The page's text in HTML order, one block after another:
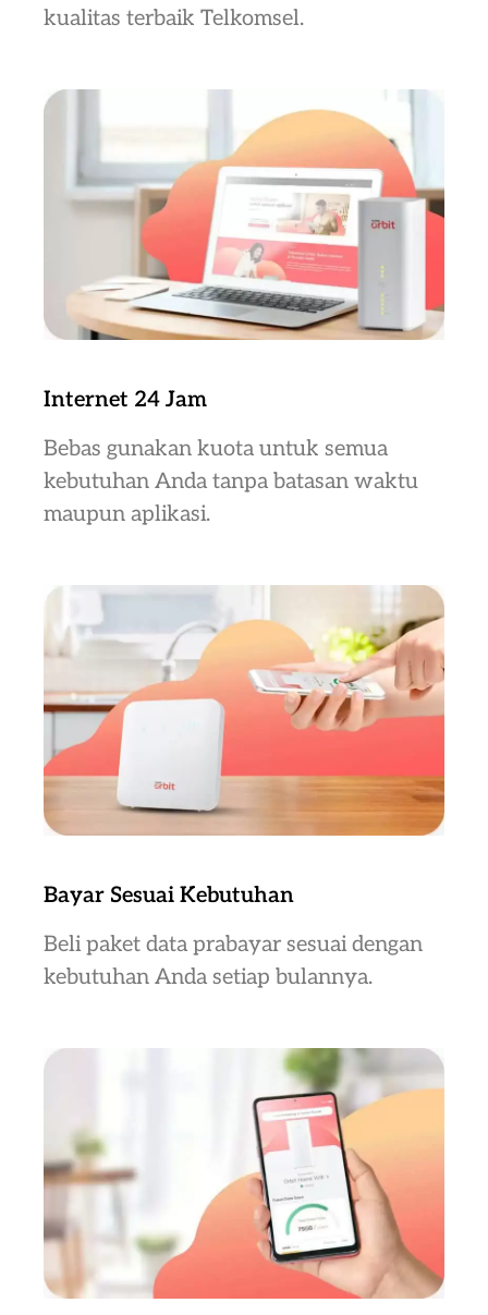
kualitas terbaik Telkomsel.
Internet 24 Jam
Bebas gunakan kuota untuk semua
kebutuhan Anda tanpa batasan waktu
maupun aplikasi.
Bayar Sesuai Kebutuhan
Beli paket data prabayar sesuai dengan
kebutuhan Anda setiap bulannya.